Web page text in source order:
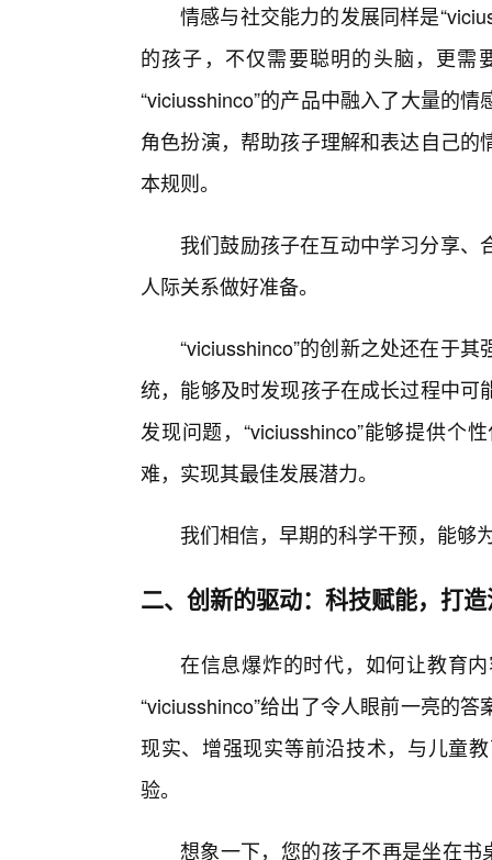
情感与社交能力的发展同样是
的孩子，不仅需要聪明的头脑，更需
“viciusshinco”的产品中融入了大量的
角色扮演，帮助孩子理解和表达自己
本规则。
我们鼓励孩子在互动中学习分享
人际关系做好准备。
“viciusshinco”的创新之处还在于
统，能够及时发现孩子在成长过程中
发现问题，“viciusshinco”能够提供个
难，实现其最佳发展潜力。
我们相信，早期的科学干预，能够
二、创新的驱动：科技赋能，打
在信息爆炸的时代，如何让教育
“viciusshinco”给出了令人眼前一亮的
现实、增强现实等前沿技术，与儿童
验。
想象一下，您的孩子不再是坐在书